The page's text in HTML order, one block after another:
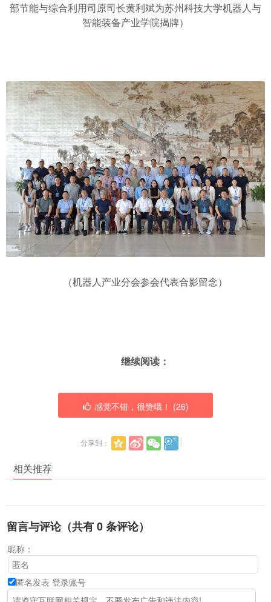
部节能与综合利用司 原司长黄利斌为苏州科技大学机器人与
智能装备产业学院揭牌）
（机器人产业分会参会代表合影留念）
继续阅读：
感觉不错，很赞哦！ (26)
分享到：
相关推荐
留言与评论（共有0条评论）
昵称：
匿名发表 登录账号